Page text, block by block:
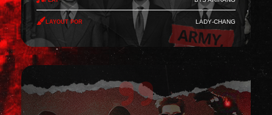
Layout por Lady-Chang